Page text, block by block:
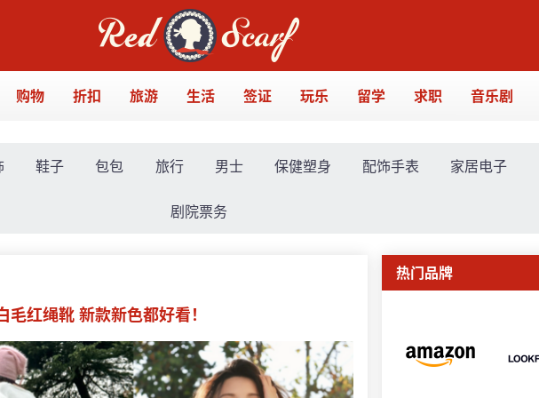
购物 折扣 旅游 生活 签证 玩乐 留学 求职 音乐剧
鞋子 包包 旅行 男士 保健塑身 配饰手表 家居电子
剧院票务
红绳靴 新款新色都好看！
热门品牌